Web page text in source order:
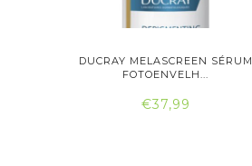
DUCRAY MELASCREEN SÉRUM
FOTOENVELH...
€37,99